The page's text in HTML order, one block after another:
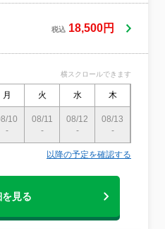
ので、安心してご依頼いた
税込 18,500円
横スクロールできます
月 火 水 木
10
-
08/11
-
08/12
-
08/13
-
以降の予定を確認する
見る